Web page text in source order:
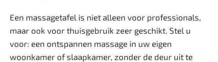
Een massagetafel is niet alleen voor professionals,
maar ook voor thuisgebruik zeer geschikt. Stel u
voor: een ontspannen massage in uw eigen
woonkamer of slaapkamer, zonder de deur uit te